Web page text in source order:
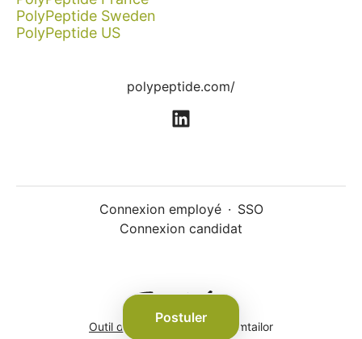
Postuler
PolyPeptide Sweden
PolyPeptide US
polypeptide.com/
Connexion employé · SSO
Connexion candidat
Outil de recrutementde Teamtailor